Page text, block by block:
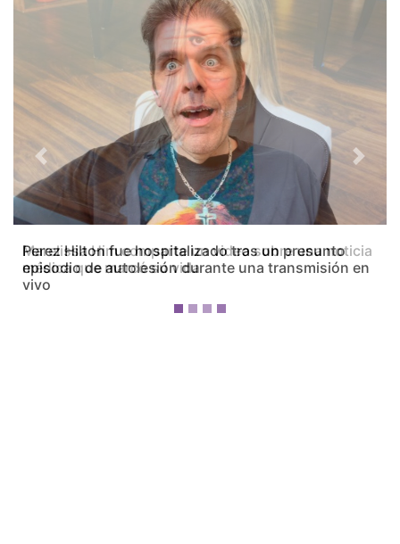
Marelissa Him comparte un video sobre una noticia
médica que marcó su vida
Previous Next